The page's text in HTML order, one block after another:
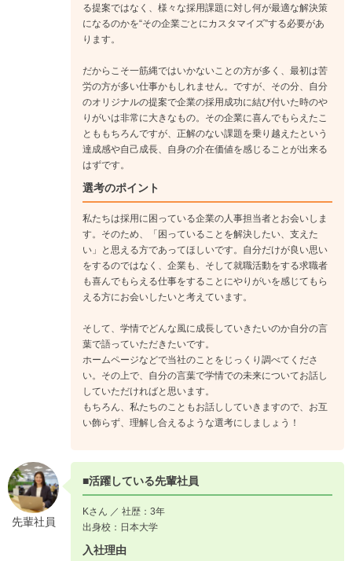
る提案ではなく、様々な採用課題に対し何が最適な解決策
になるのかを“その企業ごとにカスタマイズ”する必要があ
ります。
だからこそ一筋縄ではいかないことの方が多く、最初は苦
労の方が多い仕事かもしれません。ですが、その分、自分
のオリジナルの提案で企業の採用成功に結び付いた時のや
りがいは非常に大きなもの。その企業に喜んでもらえたこ
とももちろんですが、正解のない課題を乗り越えたという
達成感や自己成長、自身の介在価値を感じることが出来る
はずです。
選考のポイント
私たちは採用に困っている企業の人事担当者とお会いしま
す。そのため、「困っていることを解決したい、支えた
い」と思える方であってほしいです。自分だけが良い思い
をするのではなく、企業も、そして就職活動をする求職者
も喜んでもらえる仕事をすることにやりがいを感じてもら
える方にお会いしたいと考えています。
そして、学情でどんな風に成長していきたいのか自分の言
葉で語っていただきたいです。
ホームページなどで当社のことをじっくり調べてくださ
い。その上で、自分の言葉で学情での未来についてお話し
していただければと思います。
もちろん、私たちのこともお話ししていきますので、お互
い飾らず、理解し合えるような選考にしましょう！
先輩社員
■活躍している先輩社員
Kさん ／ 社歴：3年
出身校：日本大学
入社理由